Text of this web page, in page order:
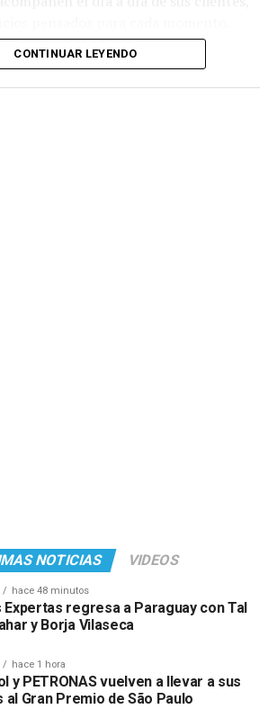
CONTINUAR LEYENDO
NOTICIAS VIDEOS
hace 48 minutos
regresa a Paraguay con Tal
y Borja Vilaseca
hace 1 hora
y PETRONAS vuelven a llevar a sus
al Gran Premio de São Paulo